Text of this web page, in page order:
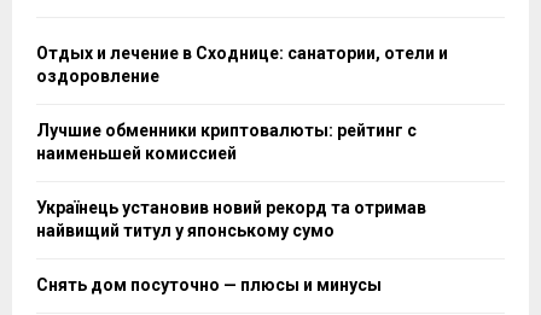
Отдых и лечение в Сходнице: санатории, отели и
оздоровление
Лучшие обменники криптовалюты: рейтинг с
наименьшей комиссией
Українець установив новий рекорд та отримав
найвищий титул у японському сумо
Снять дом посуточно — плюсы и минусы